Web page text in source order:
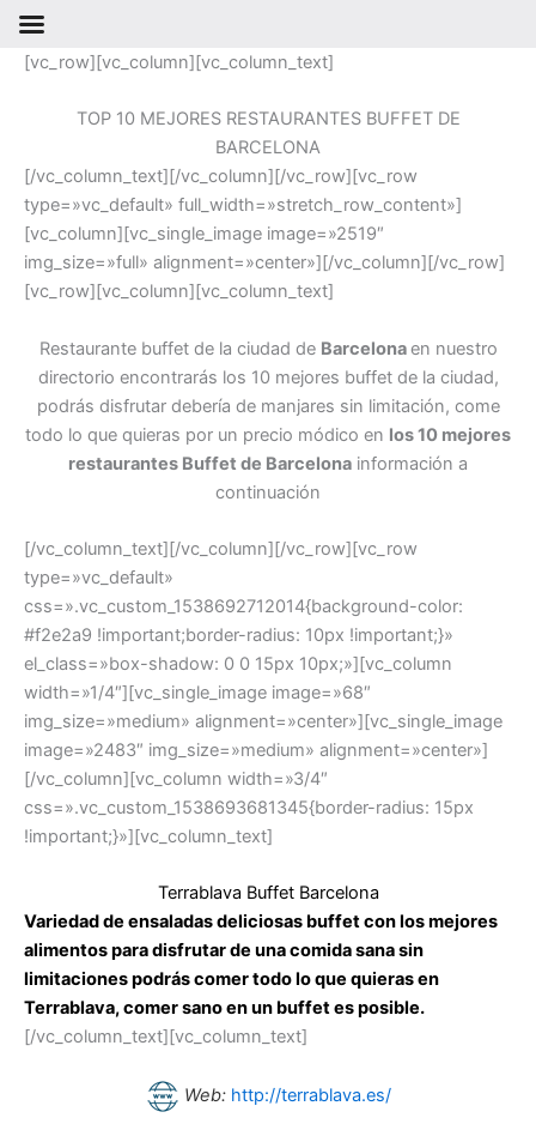
contenido
[vc_row][vc_column][vc_column_text]
TOP 10 MEJORES RESTAURANTES BUFFET DE
BARCELONA
[/vc_column_text][/vc_column][/vc_row][vc_row
type=»vc_default» full_width=»stretch_row_content»]
[vc_column][vc_single_image image=»2519″
img_size=»full» alignment=»center»][/vc_column][/vc_row]
[vc_row][vc_column][vc_column_text]
Restaurante buffet de la ciudad de Barcelonaen nuestro
directorio encontrarás los 10 mejores buffet de la ciudad,
podrás disfrutar debería de manjares sin limitación, come
todo lo que quieras por un precio módico en los 10 mejores
restaurantes Buffet de Barcelona información a
continuación
[/vc_column_text][/vc_column][/vc_row][vc_row
type=»vc_default»
css=».vc_custom_1538692712014{background-color:
#f2e2a9 !important;border-radius: 10px !important;}»
el_class=»box-shadow: 0 0 15px 10px;»][vc_column
width=»1/4″][vc_single_image image=»68″
img_size=»medium» alignment=»center»][vc_single_image
image=»2483″ img_size=»medium» alignment=»center»]
[/vc_column][vc_column width=»3/4″
css=».vc_custom_1538693681345{border-radius: 15px
!important;}»][vc_column_text]
Terrablava Buffet Barcelona
Variedad de ensaladas deliciosas buffet con los mejores
alimentos para disfrutar de una comida sana sin
limitaciones podrás comer todo lo que quieras en
Terrablava, comer sano en un buffet es posible.
[/vc_column_text][vc_column_text]
Web: http://terrablava.es/